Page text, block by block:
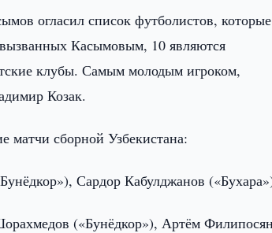
огласил список футболистов, которые
Касымовым, 10 являются
клубы. Самым молодым игроком,
Козак.
сборной Узбекистана:
Сардор Кабулджанов
(«Бунёдкор»), Артём Филипосян